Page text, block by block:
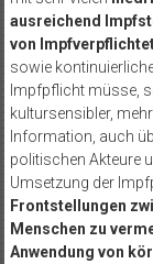
ausreichend
von
sowie
Impfpflicht müsse,
kultursensibler,
Information, auch
politischen Akteure
Umsetzung der
Frontstellungen
Menschen zu
Anwendung von